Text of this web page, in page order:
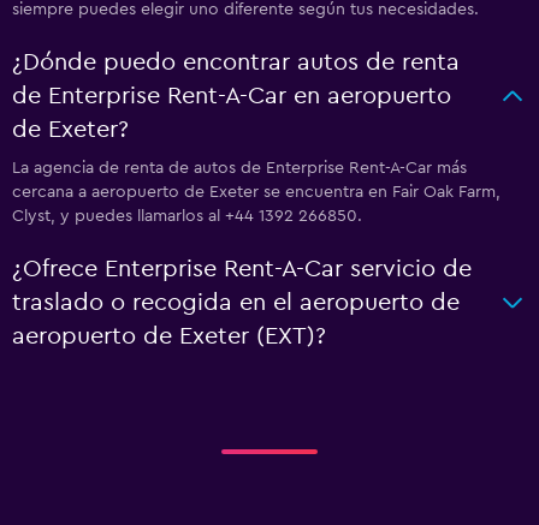
siempre puedes elegir uno diferente según tus necesidades.
¿Dónde puedo encontrar autos de renta
de Enterprise Rent-A-Car en aeropuerto
de Exeter?
La agencia de renta de autos de Enterprise Rent-A-Car más
cercana a aeropuerto de Exeter se encuentra en Fair Oak Farm,
Clyst, y puedes llamarlos al +44 1392 266850.
¿Ofrece Enterprise Rent-A-Car servicio de
traslado o recogida en el aeropuerto de
aeropuerto de Exeter (EXT)?